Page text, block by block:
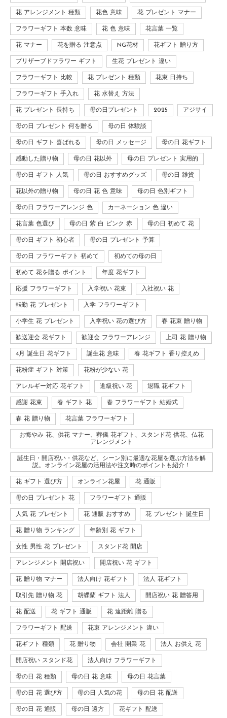
花 アレンジメント 種類 花色 意味 花 プレゼント マナー
フラワーギフト 本数 意味 花 色 意味 花言葉 一覧
花 マナー 花を贈る 注意点 NG花材 花ギフト 贈り方
プリザーブドフラワー ギフト 生花 プレゼント 違い
フラワーギフト 比較 花 プレゼント 種類 花束 日持ち
フラワーギフト 手入れ 花 水替え 方法
花 プレゼント 長持ち 母の日プレゼント 2025 アジサイ
母の日 プレゼント 何を贈る 母の日 体験談
母の日 ギフト 喜ばれる 母の日 メッセージ 母の日 花ギフト
感動した贈り物 母の日 花以外 母の日 プレゼント 実用的
母の日 ギフト 人気 母の日 おすすめグッズ 母の日 雑貨
花以外の贈り物 母の日 花 色 意味 母の日 色別ギフト
母の日 フラワーアレンジ 色 カーネーション 色 違い
花言葉 色選び 母の日 紫 白 ピンク 赤 母の日 初めて 花
母の日 ギフト 初心者 母の日 プレゼント 予算
母の日 フラワーギフト 初めて 初めての母の日
初めて 花を贈る ポイント 年度 花ギフト
応援 フラワーギフト 入学祝い 花束 入社祝い 花
転勤 花 プレゼント 入学 フラワーギフト
小学生 花 プレゼント 入学祝い 花の選び方 春 花束 贈り物
歓送迎会 花ギフト 歓迎会 フラワーアレンジ 上司 花 贈り物
4月 誕生日 花ギフト 誕生花 意味 春 花ギフト 香り控えめ
花粉症 ギフト 対策 花粉が少ない 花
アレルギー対応 花ギフト 進級祝い 花 退職 花ギフト
感謝 花束 春 ギフト 花 春 フラワーギフト 結婚式
春 花 贈り物 花言葉 フラワーギフト
お悔やみ 花、供花 マナー、葬儀 花ギフト、スタンド花 供花、仏花
アレンジメント
誕生日・開店祝い・供花など、シーン別に最適な花屋を選ぶ方法を解
説。オンライン花屋の活用法や注文時のポイントも紹介！
花 ギフト 選び方 オンライン花屋 花 通販
母の日 プレゼント 花 フラワーギフト 通販
人気 花 プレゼント 花 通販 おすすめ 花 プレゼント 誕生日
花 贈り物 ランキング 年齢別 花 ギフト
女性 男性 花 プレゼント スタンド花 開店
アレンジメント 開店祝い 開店祝い 花 ギフト
花 贈り物 マナー 法人向け 花ギフト 法人 花ギフト
取引先 贈り物 花 胡蝶蘭 ギフト 法人 開店祝い 花 贈答用
花 配送 花 ギフト 通販 花 遠距離 贈る
フラワーギフト 配送 花束 アレンジメント 違い
花ギフト 種類 花 贈り物 会社 開業 花 法人 お供え 花
開店祝い スタンド花 法人向け フラワーギフト
母の日 花 種類 母の日 花 意味 母の日 花言葉
母の日 花 選び方 母の日 人気の花 母の日 花 配送
母の日 花 通販 母の日 遠方 花ギフト 配送